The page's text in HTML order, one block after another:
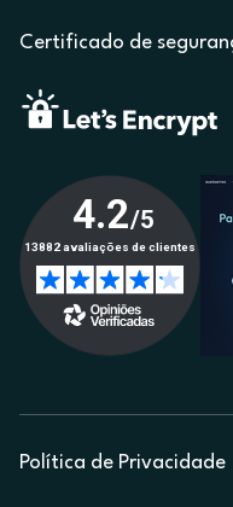
Certificado de
Política de Privacidade